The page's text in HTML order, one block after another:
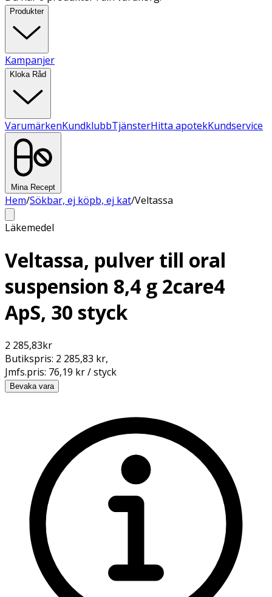
Produkter
Kampanjer
Kloka Råd
VarumärkenKundklubbTjänsterHitta apotekKundservice
Mina Recept
Hem/Sökbar, ej köpb, ej kat/Veltassa
Läkemedel
Veltassa, pulver till oral
suspension 8,4 g 2care4
ApS, 30 styck
2 285,83kr
Butikspris: 2 285,83 kr,
Jmfs.pris: 76,19 kr / styck
Bevaka vara